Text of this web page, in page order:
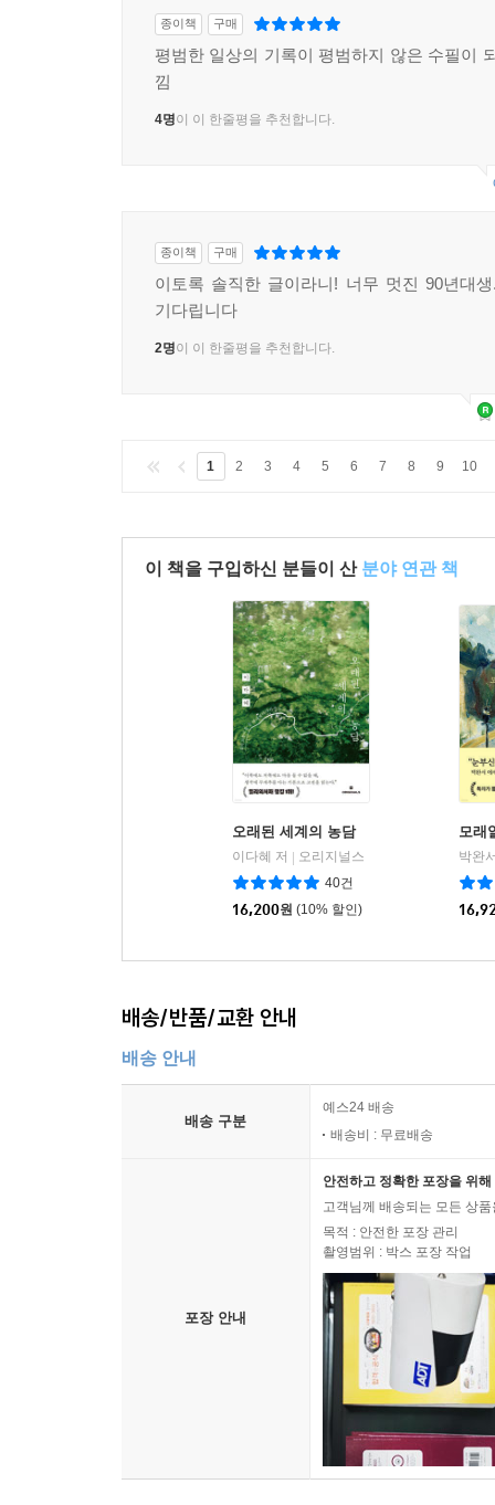
종이책 구매
평범한 일상의 기록이 평범하지 않은 수필이
낌
4명이 이 한줄평을 추천합니다.
종이책 구매
이토록 솔직한 글이라니! 너무 멋진 90년대
기다립니다
2명이 이 한줄평을 추천합니다.
1 2 3 4 5 6 7 8 9 10
이 책을 구입하신 분들이 산 분야 연관 책
오래된 세계의 농담
이다혜 저 | 오리지널스
40건
16,200원 (10% 할인)
모래
박완
배송/반품/교환 안내
배송 안내
배송 구분
예스24 배송
배송비 : 무료배송
포장 안내
안전하고 정확한 포장을 위
고객님께 배송되는 모든 상
목적 : 안전한 포장 관리
촬영범위 : 박스 포장 작업